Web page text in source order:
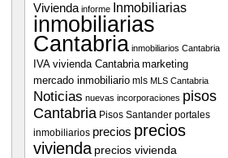
Vivienda informe Inmobiliarias
inmobiliarias
Cantabria inmobiliarios Cantabria
IVA vivienda Cantabria marketing
mercado inmobiliario mls MLS Cantabria
Noticias nuevas incorporaciones pisos
Cantabria Pisos Santander portales
inmobiliarios precios precios
vivienda precios vivienda